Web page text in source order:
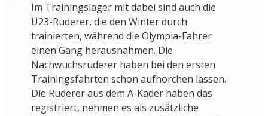
Im Trainingslager mit dabei sind auch die
U23-Ruderer, die den Winter durch
trainierten, während die Olympia-Fahrer
einen Gang herausnahmen. Die
Nachwuchsruderer haben bei den ersten
Trainingsfahrten schon aufhorchen lassen.
Die Ruderer aus dem A-Kader haben das
registriert, nehmen es als zusätzliche